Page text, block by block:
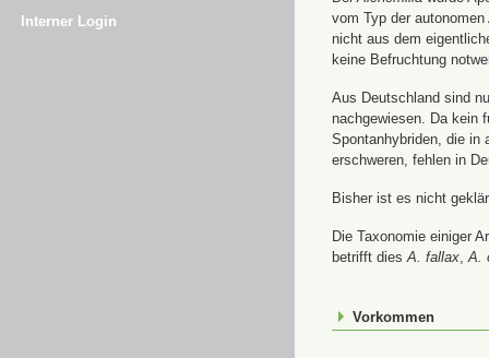
Interner Login
vom Typ der
nicht aus dem
keine Befruchtung
Aus Deutschland sind
nachgewiesen. Da kein
Spontanhybriden, die in
erschweren, fehlen in
Bisher ist es nicht
Die Taxonomie einiger
betrifft diesA. fallax,A.
Vorkommen